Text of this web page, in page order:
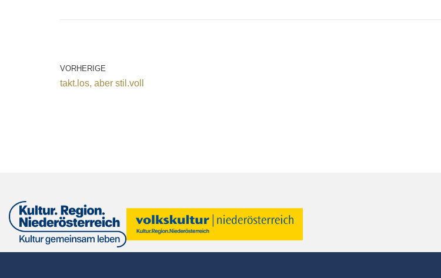
VORHERIGE
takt.los, aber stil.voll